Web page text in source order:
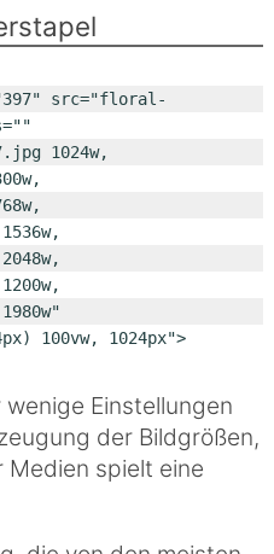
src="floral-
100vw, 1024px">
Einstellungen
der Bildgrößen,
Medien spielt eine